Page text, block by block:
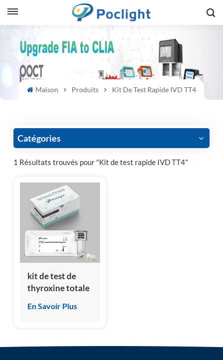
Maison Produits Kit De Test Rapide IVD TT4
Catégories
1 Résultats trouvés pour "Kit de test rapide IVD TT4"
kit de test de
thyroxine totale
En Savoir Plus